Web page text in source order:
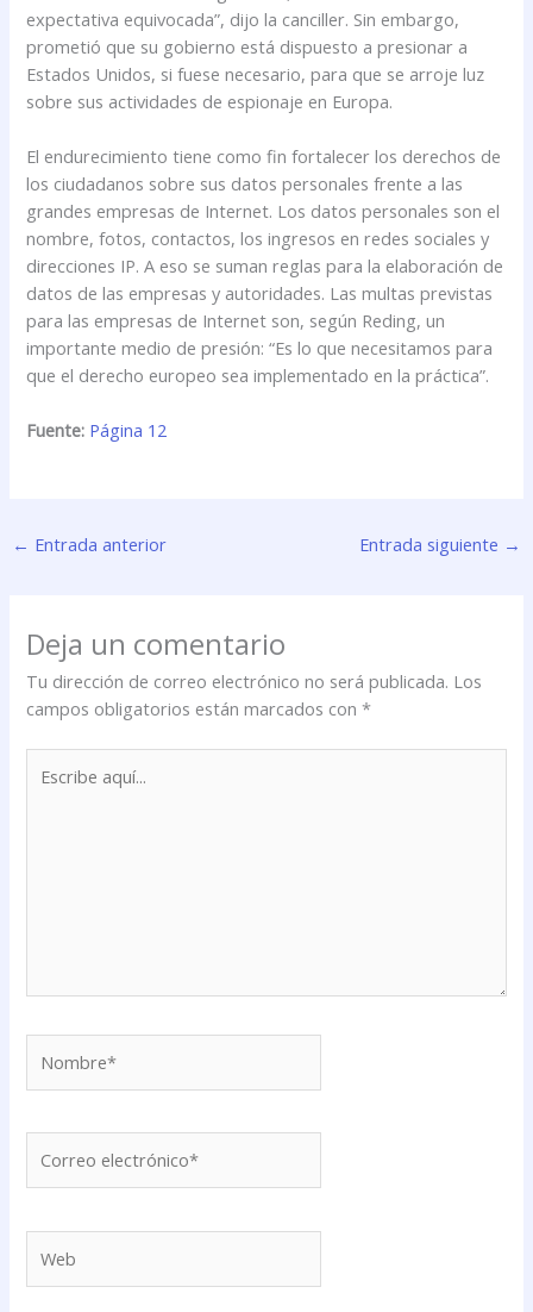
expectativa equivocada”, dijo la canciller. Sin embargo,
prometió que su gobierno está dispuesto a presionar a
Estados Unidos, si fuese necesario, para que se arroje luz
sobre sus actividades de espionaje en Europa.
El endurecimiento tiene como fin fortalecer los derechos de
los ciudadanos sobre sus datos personales frente a las
grandes empresas de Internet. Los datos personales son el
nombre, fotos, contactos, los ingresos en redes sociales y
direcciones IP. A eso se suman reglas para la elaboración de
datos de las empresas y autoridades. Las multas previstas
para las empresas de Internet son, según Reding, un
importante medio de presión: “Es lo que necesitamos para
que el derecho europeo sea implementado en la práctica”.
Fuente: Página 12
← Entrada anterior Entrada siguiente →
Deja un comentario
Tu dirección de correo electrónico no será publicada. Los
campos obligatorios están marcados con*
aquí...
electrónico*